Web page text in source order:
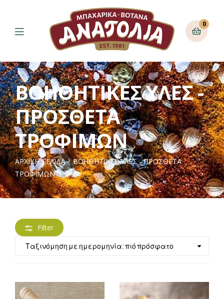
0
ΒΟΗΘΗΤΙΚΕΣ ΥΛΕΣ -
ΠΡΟΣΘΕΤΑ
ΤΡΟΦΙΜΩΝ
ΑΡΧΙΚΉ ΣΕΛΊΔΑ
ΒΟΗΘΗΤΙΚΕΣ ΥΛΕΣ - ΠΡΟΣΘΕΤΑ
ΤΡΟΦΙΜΩΝ
Filter